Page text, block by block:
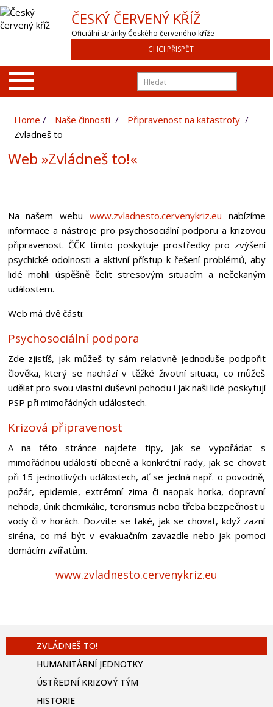
ČESKÝ ČERVENÝ KŘÍŽ
Oficiální stránky Českého červeného kříže
CHCI PŘISPĚT
Home Naše činnosti
Připravenost na katastrofy
Zvladneš to
Web »Zvládneš to!«
Na našem webu www.zvladnesto.cervenykriz.eu nabízíme
informace a nástroje pro psychosociální podporu a krizovou
připravenost. ČČK tímto poskytuje prostředky pro zvýšení
psychické odolnosti a aktivní přístup k řešení problémů, aby
lidé mohli úspěšně čelit stresovým situacím a nečekaným
událostem.
Web má dvě části:
Psychosociální podpora
Zde zjistíš, jak můžeš ty sám relativně jednoduše podpořit
člověka, který se nachází v těžké životní situaci, co můžeš
udělat pro svou vlastní duševní pohodu i jak naši lidé poskytují
PSP při mimořádných událostech.
Krizová připravenost
A na této stránce najdete tipy, jak se vypořádat s
mimořádnou událostí obecně a konkrétní rady, jak se chovat
při 15 jednotlivých událostech, ať se jedná např. o povodně,
požár, epidemie, extrémní zima či naopak horka, dopravní
nehoda, únik chemikálie, terorismus nebo třeba bezpečnost u
vody či v horách. Dozvíte se také, jak se chovat, když zazní
siréna, co má být v evakuačním zavazdle nebo jak pomoci
domácím zvířatům.
www.zvladnesto.cervenykriz.eu
ZVLÁDNEŠ TO!
HUMANITÁRNÍ JEDNOTKY
ÚSTŘEDNÍ KRIZOVÝ TÝM
HISTORIE